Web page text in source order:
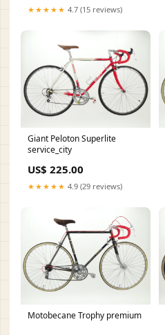
★★★★★ 4.7 (15 reviews)
Giant Peloton Superlite
service_city
US$ 225.00
★★★★★ 4.9 (29 reviews)
Motobecane Trophy premium